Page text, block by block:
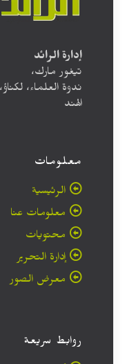
إدارة الرائد
تيغور مارك،
ندوة العلماء، لكناؤ، ۲۲٦۰۰۷
الهند
معلومات
الرئيسية
معلومات عنا
محتويات
إدارة التحرير
معرض الصور
روابط سريعة